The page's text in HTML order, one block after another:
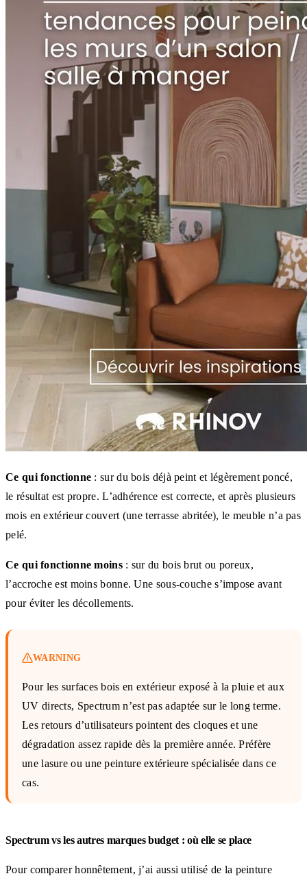
Ce qui fonctionne : sur du bois déjà peint et légèrement poncé,
le résultat est propre. L’adhérence est correcte, et après plusieurs
mois en extérieur couvert (une terrasse abritée), le meuble n’a pas
pelé.
Ce qui fonctionne moins: sur du bois brut ou poreux,
l’accroche est moins bonne. Une sous-couche s’impose avant
pour éviter les décollements.
WARNING
Pour les surfaces bois en extérieur exposé à la pluie et aux
UV directs, Spectrum n’est pas adaptée sur le long terme.
Les retours d’utilisateurs pointent des cloques et une
dégradation assez rapide dès la première année. Préfère
une lasure ou une peinture extérieure spécialisée dans ce
cas.
Spectrum vs les autres marques budget : où elle se place
Pour comparer honnêtement, j’ai aussi utilisé de la peinture